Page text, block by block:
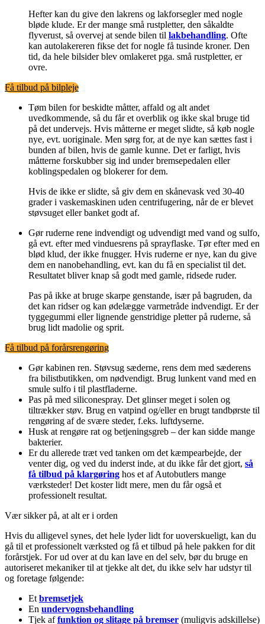
Hefter kan du give den lakrens og lakforsegler med nogle
bløde klude. Er der mange små rustpletter, den såkaldte
flyverust, så overvej at sende bilen til lakbehandling. Ofte
kan autolakereren fikse det for nogle få tusinde kroner. Den
tid, da hele bilsider blev omlakeret pga. små rustpletter, er
ovre.
Få tilbud på bilpleje
Tøm bilen for beskidte måtter, affald og alt andet
uvedkommende, så du får et overblik og ikke skal bruge tid
på det undervejs. Hvis måtterne er meget slidte, så køb nogle
nye, evt. uoriginale. Men sørg for, at de nye kan sættes fast i
bunden af bilen, hvis de gamle kunne. Det er farligt, hvis
måtterne forskubber sig ind under bremsepedalen eller
koblingspedalen og blokerer for dem.
Hvis de ikke er slidte, så giv dem en skånevask ved 30-40
grader i vaskemaskinen uden centrifugering, når de er blevet
støvsuget eller banket godt af.
Gør ruderne rene indvendigt og udvendigt med vand og sulfo,
gå evt. efter med vinduesrens på sprayflaske. Tør efter med en
blød klud, der ikke fnugger. Hvis ruderne er nye, kan du give
dem en nanobehandling, evt. kan du få en specialist til det.
Resultatet bliver knap så godt med gamle, ridsede ruder.
Pas på ikke at bruge skarpe genstande, især på bagruden, da
det kan ridser og kan ødelægge varmetråde indvendigt. Er der
tyggegummi eller lignende genstridige pletter på ruderne, så
brug lidt madolie og sprit.
Få tilbud på forårsrengøring
Gør kabinen ren. Støvsug sæderne, rens dem med sæderens
fra bilistbutikken, om nødvendigt. Brug lunkent vand med en
smule sulfo i til plastfladerne.
Pas på med siliconespray. Det glinser meget i solen og
tiltrækker støv. Brug en vatpind og/eller en brugt tandbørste til
rengøring af de svære steder, f.eks. luftdyserne.
Husk at rengøre rat og betjeningsgreb – der kan sidde mange
bakterier.
Er du allerede træt ved tanken om det kæmpearbejde, der
venter dig, og ved du inderst inde, at du ikke får det gjort, så
få tilbud på klargøring hos et af Autobutlers mange
værksteder! Det koster lidt mere, men du får også et
professionelt resultat.
Vær sikker på, at alt er i orden
Hvis du alligevel synes, det hele lyder lidt for uoverskueligt, kan du
gå til et professionelt værksted og få et tilbud på hele pakken for dit
forårstjek. For ud over at du kan lave en del selv, bør du bruge en
autoriseret mekaniker til at tjekke alt det, du ikke selv har udstyr til
og foretage følgende:
Etbremsetjek
En undervognsbehandling
Tjek affunktion og slitage på bremser (muligvis adskillelse)